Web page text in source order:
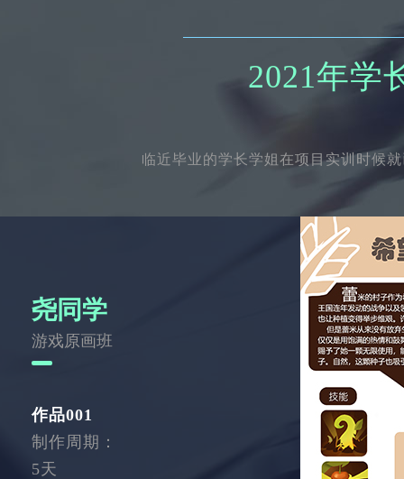
2021年学
临近毕业的学长学姐在项目实训时候
尧同学
游戏原画班
作品001
制作周期：
5天